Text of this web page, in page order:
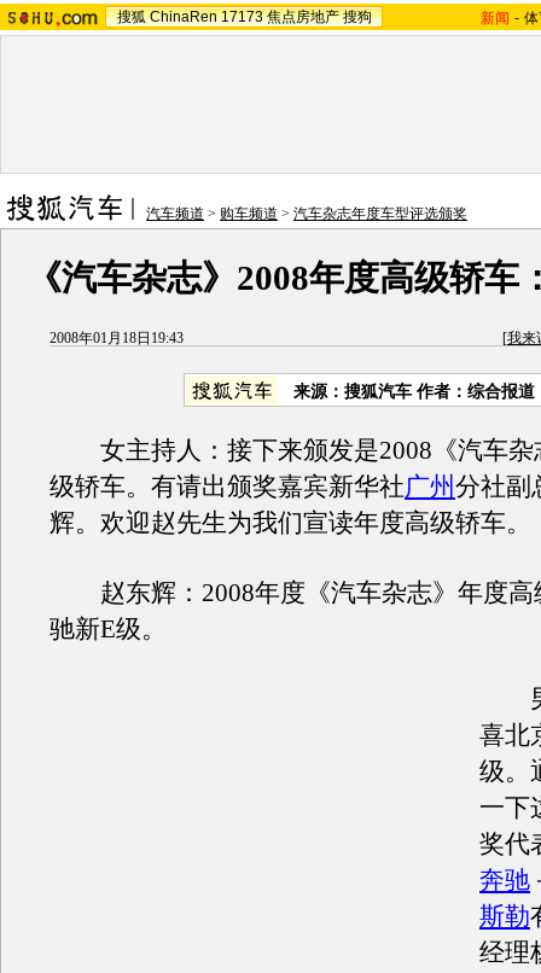
搜狐 ChinaRen 17173 焦点房地产 搜狗 新闻 -
汽车频道 > 购车频道 > 汽车杂志年度车型评选颁奖
《汽车杂志》2008年度高级轿车
2008年01月18日19:43 [我来
来源：搜狐汽车 作者：综合报道
女主持人：接下来颁发是2008《汽车杂
级轿车。有请出颁奖嘉宾新华社广州分社副
辉。欢迎赵先生为我们宣读年度高级轿车。
赵东辉：2008年度《汽车杂志》年度高
驰新E级。
男
喜北
级。
一下
奖代
奔驰
斯勒
经理